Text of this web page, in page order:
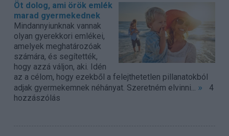
Öt dolog, ami örök emlék
marad gyermekednek
Mindannyiunknak vannak
olyan gyerekkori emlékei,
amelyek meghatározóak
számára, és segítették,
hogy azzá váljon, aki. Idén
az a célom, hogy ezekből a felejthetetlen pillanatokból
adjak gyermekemnek néhányat. Szeretném elvinni... »
4
hozzászólás